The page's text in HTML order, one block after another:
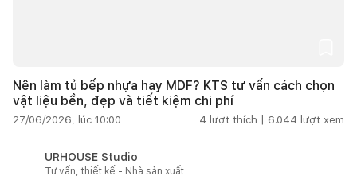
Nên làm tủ bếp nhựa hay MDF? KTS tư vấn cách chọn
vật liệu bền, đẹp và tiết kiệm chi phí
27/06/2026, lúc 10:00 4 lượt thích | 6.044 lượt xem
URHOUSE Studio
Tư vấn, thiết kế - Nhà sản xuất